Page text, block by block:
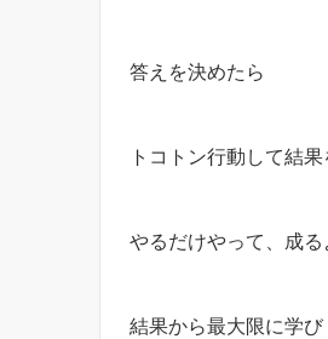
答えを決めたら
トコトン行動して結
やるだけやって、成
結果から最大限に学び